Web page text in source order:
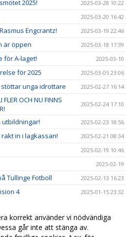
2025! 2025-03-28 10:22
2025-03-20 16:42
Engcrantz! 2025-03-19 22:46
är öppen 2025-03-18 17:39
för A-laget! 2025-03-10
för 2025 2025-03-05 23:06
unga idrottare 2025-02-27 16:14
FLER OCH NU FINNS
2025-02-24 17:10
2025-02-23 18:56
rakt in i lagkassan! 2025-02-21 08:34
2025-02-19 10:46
2025-02-19
Tullinge Fotboll 2025-02-13 16:23
4 2025-01-15 23:32
på
2024-08-07 10:06
korrekt använder vi nödvändiga
går inte att stänga av.